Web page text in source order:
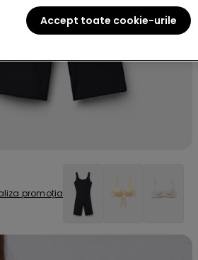
promoția
Accept toate cookie-urile